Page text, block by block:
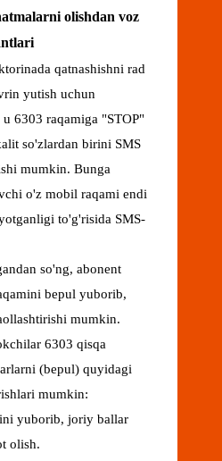
olishdan voz
qatnashishni rad
yutish uchun
6303 raqamiga "STOP"
so'zlardan birini SMS
mumkin. Bunga
o'z mobil raqami endi
to'g'risida SMS-
so'ng, abonent
bepul yuborib,
mumkin.
6303 qisqa
(bepul) quyidagi
mumkin:
yuborib, joriy ballar
olish.